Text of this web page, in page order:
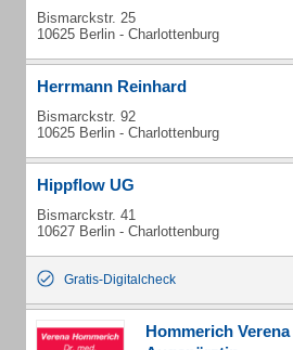
Bismarckstr. 25
10625 Berlin - Charlottenburg
Herrmann Reinhard
Bismarckstr. 92
10625 Berlin - Charlottenburg
Hippflow UG
Bismarckstr. 41
10627 Berlin - Charlottenburg
Gratis-Digitalcheck
Hommerich